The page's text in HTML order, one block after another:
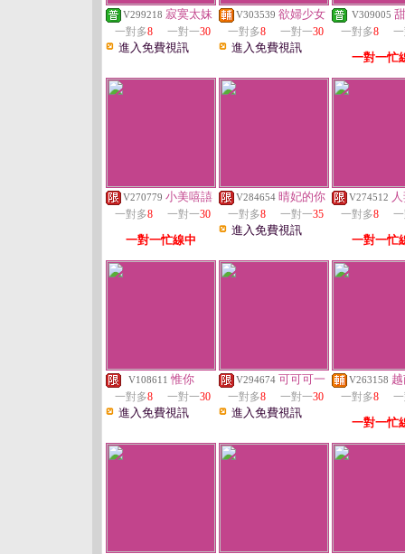
V299218 寂寞太妹
一對多8 一對一30
進入免費視訊
V303539 欲婦少女
一對多8 一對一30
進入免費視訊
V309005
一對多8
一對一忙
V270779 小美嘻譆
一對多8 一對一30
一對一忙線中
V284654 晴妃的你
一對多8 一對一35
進入免費視訊
V274512
一對多8
一對一忙
V108611 惟你
一對多8 一對一30
進入免費視訊
V294674 可可可一
一對多8 一對一30
進入免費視訊
V263158
一對多8
一對一忙